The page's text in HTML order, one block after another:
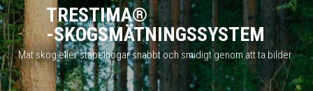
TRESTIMA®
-SKOGSMÄTNINGSSYSTEM
Mät skog eller stapelhögar snabbt och smidigt genom att ta bilder